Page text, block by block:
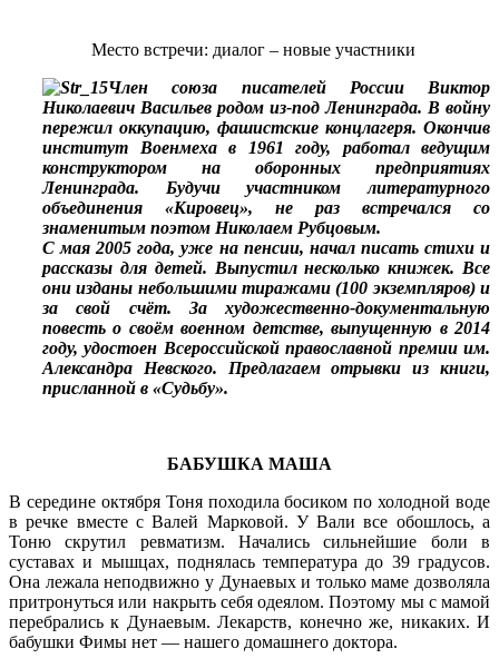
Место встречи: диалог – новые участники
Член союза писателей России Виктор
Николаевич Васильев родом из-под Ленинграда. В войну
пережил оккупацию, фашистские концлагеря. Окончив
институт Военмеха в
1961 году, работал ведущим
конструктором на оборонных предприятиях
Ленинграда. Будучи участникомлитературного
объединения «Кировец», не раз встречался со
знаменитым поэтом Николаем Рубцовым.
С мая 2005 года, уже на пенсии, начал писать стихи и
рассказы для детей. Выпустил несколько книжек. Все
они изданы небольшими тиражами (100 экземпляров) и
за свой счёт. За художественно-документальную
повесть о своём военном детстве, выпущенную в 2014
году, удостоен Всероссийской православной премии им.
Александра Невского. Предлагаем отрывки из книги,
присланной в «Судьбу».
БАБУШКА МАША
В середине октября Тоня походила босиком по холодной воде
в речке вместе с Валей Марковой. У Вали все обошлось, а
Тоню скрутил ревматизм. Начались сильнейшие боли в
суставах и мышцах, поднялась температура до 39 градусов.
Она лежала неподвижно у Дунаевых и только маме дозволяла
притронуться или накрыть себя одеялом. Поэтому мы с мамой
перебрались к Дунаевым. Лекарств, конечно же, никаких. И
бабушки Фимы нет — нашего домашнего доктора.